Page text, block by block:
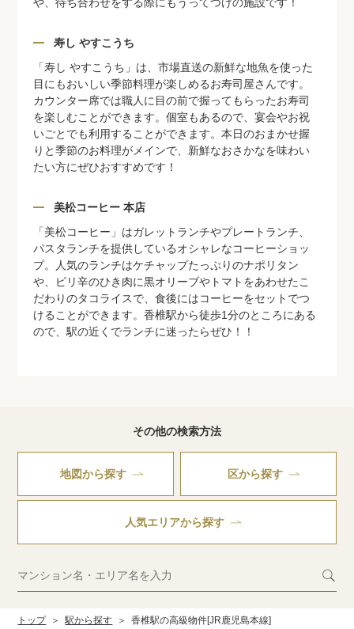
寿し やすこうち
「寿し やすこうち」は、市場直送の新鮮な地魚を使った
目にもおいしい季節料理が楽しめるお寿司屋さんです。
カウンター席では職人に目の前で握ってもらったお寿司
を楽しむことができます。個室もあるので、宴会やお祝
いごとでも利用することができます。本日のおまかせ握
りと季節のお料理がメインで、新鮮なおさかなを味わい
たい方にぜひおすすめです！
美松コーヒー 本店
「美松コーヒー」はガレットランチやプレートランチ、
パスタランチを提供しているオシャレなコーヒーショッ
プ。人気のランチはケチャップたっぷりのナポリタン
や、ピリ辛のひき肉に黒オリーブやトマトをあわせたこ
だわりのタコライスで、食後にはコーヒーをセットでつ
けることができます。香椎駅から徒歩1分のところにある
ので、駅の近くでランチに迷ったらぜひ！！
その他の検索方法
地図から探す 区から探す
人気エリアから探す
トップ 駅から探す 香椎駅の高級物件[JR鹿児島本線]